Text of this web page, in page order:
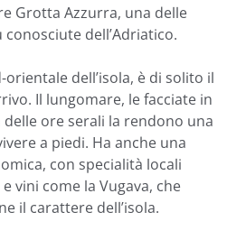
Grotta Azzurra, una delle
dell’Adriatico.
dell’isola, è di solito il
Il lungomare, le facciate in
ore serali la rendono una
a piedi. Ha anche una
con specialità locali
vini come la Vugava, che
il carattere dell’isola.